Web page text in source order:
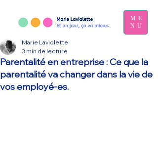
ME
NU
Parentalité en entreprise : Ce que la
parentalité va changer dans la vie de
vos employé-es.
Marie Laviolette
3 min de lecture